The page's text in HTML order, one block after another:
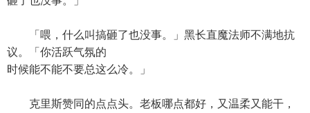
「喂，什么叫搞砸了也没事。」黑长直魔法师不满地抗
议。「你活跃气氛的
时候能不能不要总这么冷。」
克里斯赞同的点点头。老板哪点都好，又温柔又能干，